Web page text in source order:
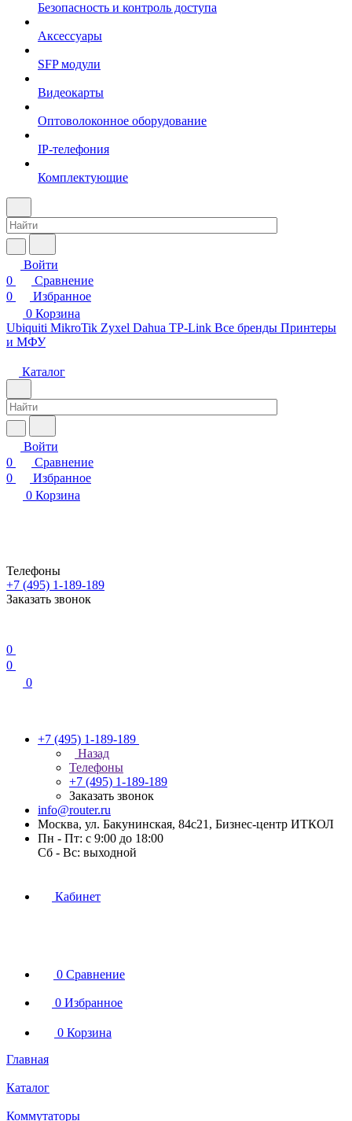
Безопасность и контроль доступа
Аксессуары
SFP модули
Видеокарты
Оптоволоконное оборудование
IP-телефония
Комплектующие
Войти
0
Сравнение
0
Избранное
0 Корзина
Ubiquiti MikroTik Zyxel Dahua TP-Link Все бренды Принтеры
и МФУ
Каталог
Войти
0
Сравнение
0
Избранное
0 Корзина
Телефоны
+7 (495) 1-189-189
Заказать звонок
0
0
0
+7 (495) 1-189-189
Назад
Телефоны
+7 (495) 1-189-189
Заказать звонок
info@router.ru
Москва, ул. Бакунинская, 84с21, Бизнес-центр ИТКОЛ
Пн - Пт: с 9:00 до 18:00
Cб - Вс: выходной
Кабинет
0 Сравнение
0 Избранное
0 Корзина
Главная
Каталог
Коммутаторы